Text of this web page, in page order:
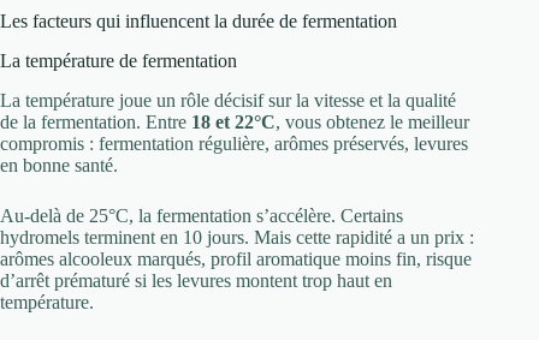
Les facteurs qui influencent la durée de fermentation
La température de fermentation
La température joue un rôle décisif sur la vitesse et la qualité
de la fermentation. Entre 18 et 22°C, vous obtenez le meilleur
compromis : fermentation régulière, arômes préservés, levures
en bonne santé.
Au-delà de 25°C, la fermentation s’accélère. Certains
hydromels terminent en 10 jours. Mais cette rapidité a un prix :
arômes alcooleux marqués, profil aromatique moins fin, risque
d’arrêt prématuré si les levures montent trop haut en
température.